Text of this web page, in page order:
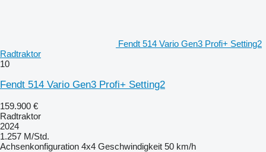
Fendt 514 Vario Gen3 Profi+ Setting2
Radtraktor
10
Fendt 514 Vario Gen3 Profi+ Setting2
159.900 €
Radtraktor
2024
1.257 M/Std.
Achsenkonfiguration 4x4 Geschwindigkeit 50 km/h